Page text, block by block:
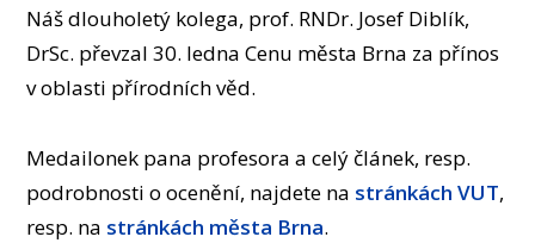
Náš dlouholetý kolega, prof. RNDr. Josef Diblík,
DrSc. převzal 30. ledna Cenu města Brna za přínos
v oblasti přírodních věd.
Medailonek pana profesora a celý článek, resp.
podrobnosti o ocenění, najdete na stránkách VUT,
resp. na stránkách města Brna.